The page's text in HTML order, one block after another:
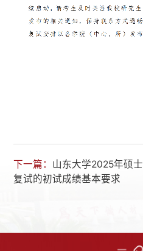
下一篇： 山东大学2025年硕
复试的初试成绩基本要求